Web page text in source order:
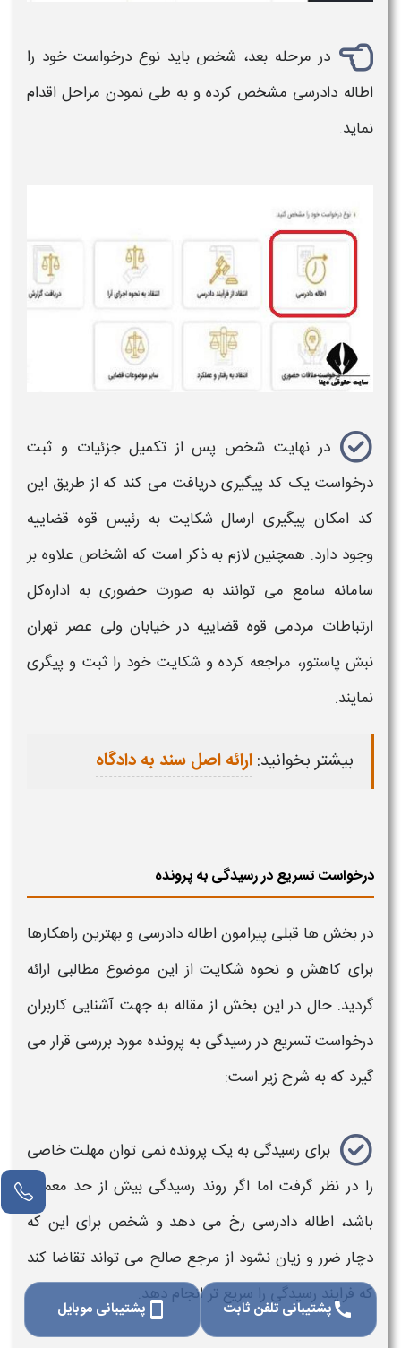
در مرحله بعد، شخص باید نوع درخواست خود را
اطاله دادرسی مشخص کرده و به طی نمودن مراحل اقدام
نماید.
در نهایت شخص پس از تکمیل جزئیات و ثبت
درخواست یک کد پیگیری دریافت می کند که از طریق این
کد امکان پیگیری ارسال شکایت به رئیس قوه قضاییه
وجود دارد. همچنین لازم به ذکر است که اشخاص علاوه بر
سامانه سامع می توانند به صورت حضوری به اداره‌کل
ارتباطات مردمی قوه قضاییه در خیابان ولی عصر تهران
نبش پاستور، مراجعه کرده و شکایت خود را ثبت و پیگری
نمایند.
بیشتر بخوانید:ارائه اصل سند به دادگاه
درخواست تسریع در رسیدگی به پرونده
در بخش ها قبلی پیراموناطاله دادرسی و بهترین راهکارها
برای کاهش و نحوه شکایت از این موضوع مطالبی ارائه
گردید. حال در این بخش از مقاله به جهت آشنایی کاربران
درخواستتسریع در رسیدگی به پرونده مورد بررسی قرار می
گیرد که به شرح زیر است:
برای رسیدگی به یک پرونده نمی توان مهلت خاصی
را در نظر گرفت اما اگر روند رسیدگی بیش از حد معمول
باشد، اطاله دادرسی رخ می دهد و شخص برای این که
دچار ضرر و زیان نشود از مرجع صالح می تواند تقاضا کند
که فرایند رسیدگی را سریع تر انجام دهد.
callپشتیبانی تلفن ثابت smartphone پشتیبانی موبایل